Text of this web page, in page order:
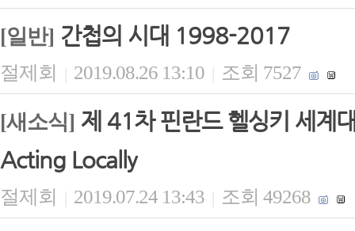
[일반] 간첩의 시대 1998-2017
절제회 | 2019.08.26 13:10 | 조회 7527
[새소식] 제 41차 핀란드 헬싱키 세
Acting Locally
절제회 | 2019.07.24 13:43 | 조회 49268